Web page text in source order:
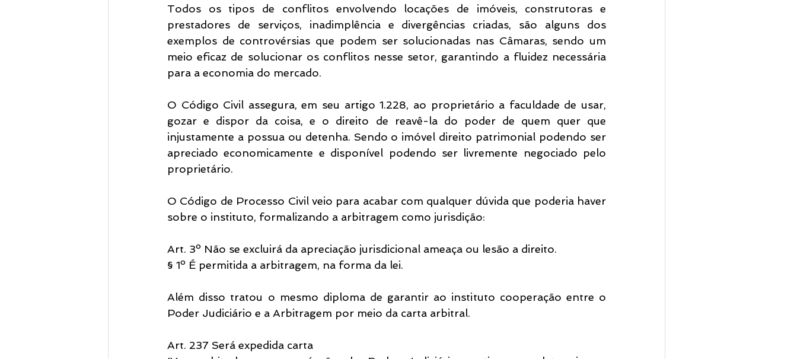
Todos os tipos de conflitos envolvendo locações de imóveis, construtoras e
prestadores de serviços, inadimplência e divergências criadas, são alguns dos
exemplos de controvérsias que podem ser solucionadas nas Câmaras, sendo um
meio eficaz de solucionar os conflitos nesse setor, garantindo a fluidez necessária
para a economia do mercado.
O Código Civil assegura, em seu artigo 1.228, ao proprietário a faculdade de usar,
gozar e dispor da coisa, e o direito de reavê-la do poder de quem quer que
injustamente a possua ou detenha. Sendo o imóvel direito patrimonial podendo ser
apreciado economicamente e disponível podendo ser livremente negociado pelo
proprietário.
O Código de Processo Civil veio para acabar com qualquer dúvida que poderia haver
sobre o instituto, formalizando a arbitragem como jurisdição:
Art. 3º Não se excluirá da apreciação jurisdicional ameaça ou lesão a direito.
§ 1º É permitida a arbitragem, na forma da lei.
Além disso tratou o mesmo diploma de garantir ao instituto cooperação entre o
Poder Judiciário e a Arbitragem por meio da carta arbitral.
Art. 237 Será expedida carta